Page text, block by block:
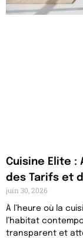
Cuisine Elite :
des Tarifs et
juin 30, 2026
À l’heure où la
l’habitat
transparent et